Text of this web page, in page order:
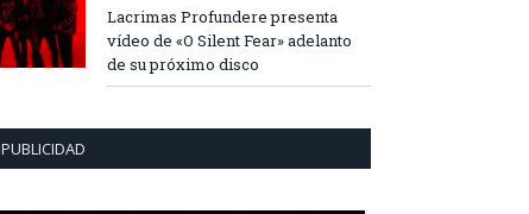
Lacrimas Profundere presenta
vídeo de «O Silent Fear» adelanto
de su próximo disco
PUBLICIDAD